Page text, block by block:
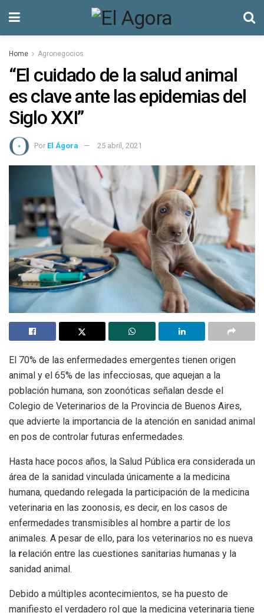
Home Agronegocios
“El cuidado de la salud animal
es clave ante las epidemias del
Siglo XXI”
Por El Ágora 25 abril, 2021
El 70% de las enfermedades emergentes tienen origen
animal y el 65% de las infecciosas, que aquejan a la
población humana, son zoonóticas señalan desde el
Colegio de Veterinarios de la Provincia de Buenos Aires,
que advierte la importancia de la atención en sanidad animal
en pos de controlar futuras enfermedades.
Hasta hace pocos años, la Salud Pública era considerada un
área de la sanidad vinculada únicamente a la medicina
humana, quedando relegada la participación de la medicina
veterinaria en las zoonosis, es decir, en los casos de
enfermedades transmisibles al hombre a partir de los
animales. A pesar de ello, para los veterinarios no es nueva
la relación entre las cuestiones sanitarias humanas y la
sanidad animal.
Debido a múltiples acontecimientos, se ha puesto de
manifiesto el verdadero rol que la medicina veterinaria tiene